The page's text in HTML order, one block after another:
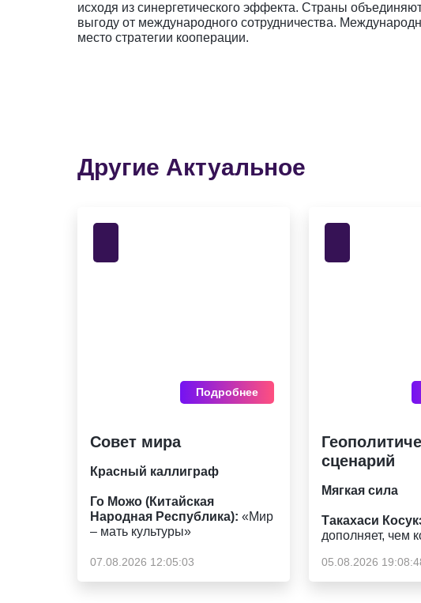
исходя из синергетического эффекта. Страны
выгоду от международного сотрудничества.
место стратегии кооперации.
Другие Актуальное
Подробнее
Совет мира
Красный каллиграф
Го Можо (Китайская
Народная Республика): «Мир
– мать культуры»
07.08.2026 12:05:03
сценарий
Мягкая сила
Такахаси
дополняет, чем
05.08.2026